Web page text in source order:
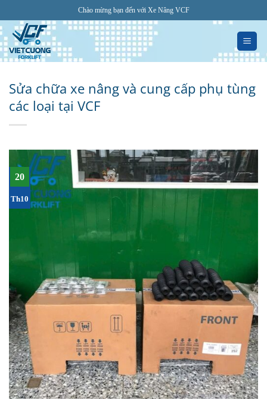
qua
nội
dung
Chào mừng bạn đến với Xe Nâng VCF
Sửa chữa xe nâng và cung cấp phụ tùng
các loại tại VCF
20
Th10